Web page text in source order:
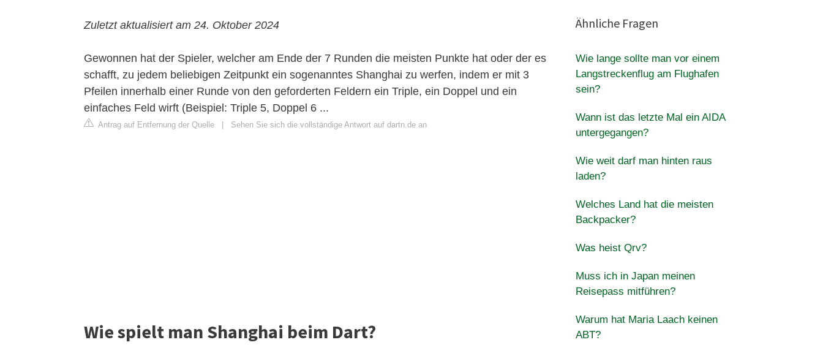
Zuletzt aktualisiert am 24. Oktober 2024
Gewonnen hat der Spieler, welcher am Ende der 7 Runden die meisten Punkte hat oder der es
schafft, zu jedem beliebigen Zeitpunkt ein sogenanntes Shanghai zu werfen, indem er mit 3
Pfeilen innerhalb einer Runde von den geforderten Feldern ein Triple, ein Doppel und ein
einfaches Feld wirft (Beispiel: Triple 5, Doppel 6 ...
Antrag auf Entfernung der Quelle Sehen Sie sich die vollständige Antwort auf dartn.de an
Wie spielt man Shanghai beim Dart?
Ähnliche Fragen
Wie lange sollte man vor einem
Langstreckenflug am Flughafen
sein?
Wann ist das letzte Mal ein AIDA
untergegangen?
Wie weit darf man hinten raus
laden?
Welches Land hat die meisten
Backpacker?
Was heist Qrv?
Muss ich in Japan meinen
Reisepass mitführen?
Warum hat Maria Laach keinen
ABT?